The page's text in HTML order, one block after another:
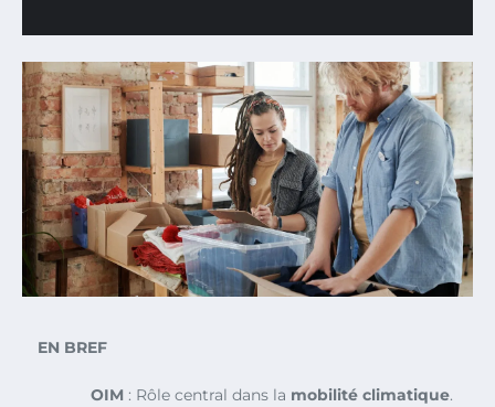
EN BREF
OIM : Rôle central dans la mobilité climatique.